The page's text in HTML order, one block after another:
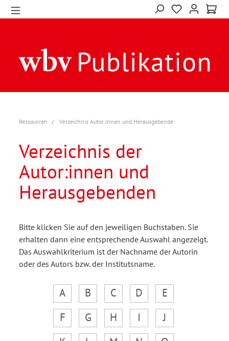
Ressourcen Verzeichnis Autor:innen und Herausgebende
Verzeichnis der
Autor:innen und
Herausgebenden
Bitte klicken Sie auf den jeweiligen Buchstaben. Sie
erhalten dann eine entsprechende Auswahl angezeigt.
Das Auswahlkriterium ist der Nachname der Autorin
oder des Autors bzw. der Institutsname.
A B C D
E
F
G H I
J